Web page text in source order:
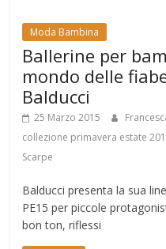
Moda Bambina
Ballerine per
mondo delle
Balducci
25 Marzo 2015
collezione primavera estate
Scarpe
Balducci presenta la sua
PE15 per piccole
bon ton, riflessi